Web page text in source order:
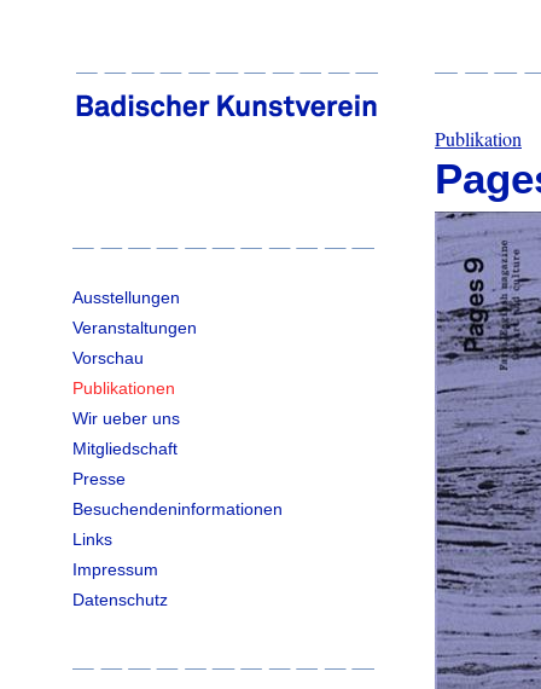
Ausstellungen
Veranstaltungen
Vorschau
Publikationen
Wir ueber uns
Mitgliedschaft
Presse
Besuchendeninformationen
Links
Impressum
Datenschutz
Publikation